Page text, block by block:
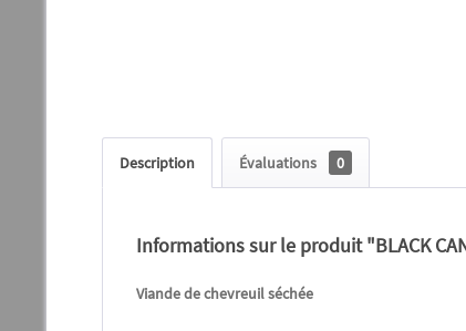
Description Évaluations 0
Informations sur le produit "BLACK
Viande de chevreuil séchée